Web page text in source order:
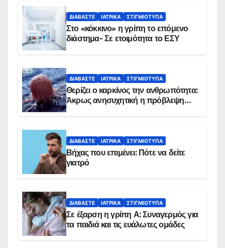
ΔΙΑΒΆΣΤΕ ΙΑΤΡΙΚΆ ΣΤΙΓΜΙΌΤΥΠΑ
Στο «κόκκινο» η γρίπη το επόμενο
διάστημα- Σε ετοιμότητα το ΕΣΥ
ΔΙΑΒΆΣΤΕ ΙΑΤΡΙΚΆ ΣΤΙΓΜΙΌΤΥΠΑ
Θερίζει ο καρκίνος την ανθρωπότητα:
Άκρως ανησυχητική η πρόβλεψη…
ΔΙΑΒΆΣΤΕ ΙΑΤΡΙΚΆ ΣΤΙΓΜΙΌΤΥΠΑ
Βήχας που επιμένει: Πότε να δείτε
γιατρό
ΔΙΑΒΆΣΤΕ ΙΑΤΡΙΚΆ ΣΤΙΓΜΙΌΤΥΠΑ
Σε έξαρση η γρίπη Α: Συναγερμός για
τα παιδιά και τις ευάλωτες ομάδες